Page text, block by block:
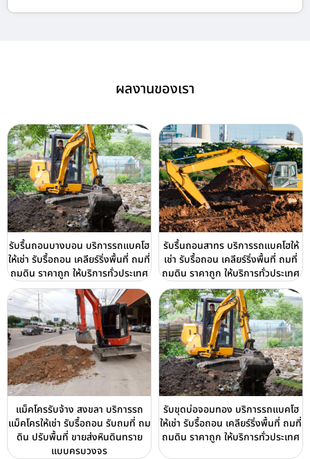
ผลงานของเรา
รับรื้นถอนบางบอน บริการรถแบคโฮ
ให้เช่า รับรื้อถอน เคลียร์ริ่งพื้นที่ ถมที่
ถมดิน ราคาถูก ให้บริการทั่วประเทศ
รับรื้นถอนสาทร บริการรถแบคโฮให้
เช่า รับรื้อถอน เคลียร์ริ่งพื้นที่ ถมที่
ถมดิน ราคาถูก ให้บริการทั่วประเทศ
แม็คโครรับจ้าง สงขลา บริการรถ
แม็คโครให้เช่า รับรื้อถอน รับถมที่ ถม
ดิน ปรับพื้นที่ ขายส่งหินดินทราย
แบบครบวงจร
รับขุดบ่อจอมทอง บริการรถแบคโฮ
ให้เช่า รับรื้อถอน เคลียร์ริ่งพื้นที่ ถมที่
ถมดิน ราคาถูก ให้บริการทั่วประเทศ